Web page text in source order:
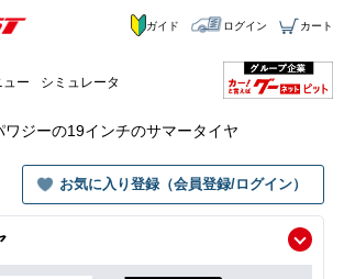
ュー シミュレータ
ガイド ログイン カート
ジーの19インチのサマータイヤ
お気に入り登録（会員登録/ログイン）